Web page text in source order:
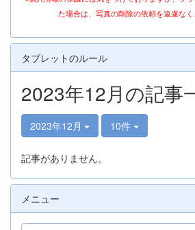
た場合は、写真の削除の依頼を遠慮なく
タブレットのルール
2023年12月の記事
2023年12月 10件
記事がありません。
メニュー